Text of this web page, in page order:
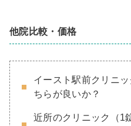
他院比較・価格
イースト駅前クリニ
ちらが良いか？
近所のクリニック（1